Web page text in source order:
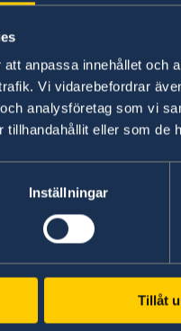
anpassa innehållet och
Vi vidarebefordrar
analysföretag som vi
tillhandahållit eller som de
Inställningar
Tillåt